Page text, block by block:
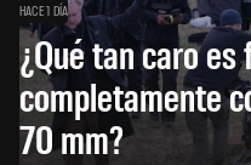
HACE 1 DÍA
¿Qué tan caro
completamente
70 mm?